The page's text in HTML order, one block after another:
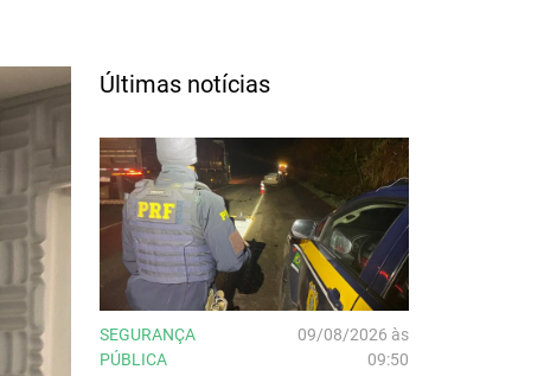
Últimas notícias
SEGURANÇA
PÚBLICA
09/08/2026 às
09:50